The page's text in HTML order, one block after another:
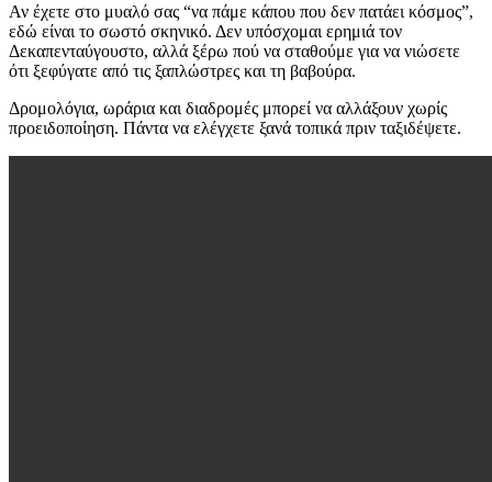
Αν έχετε στο μυαλό σας “να πάμε κάπου που δεν πατάει κόσμος”,
εδώ είναι το σωστό σκηνικό. Δεν υπόσχομαι ερημιά τον
Δεκαπενταύγουστο, αλλά ξέρω πού να σταθούμε για να νιώσετε
ότι ξεφύγατε από τις ξαπλώστρες και τη βαβούρα.
Δρομολόγια, ωράρια και διαδρομές μπορεί να αλλάξουν χωρίς
προειδοποίηση. Πάντα να ελέγχετε ξανά τοπικά πριν ταξιδέψετε.